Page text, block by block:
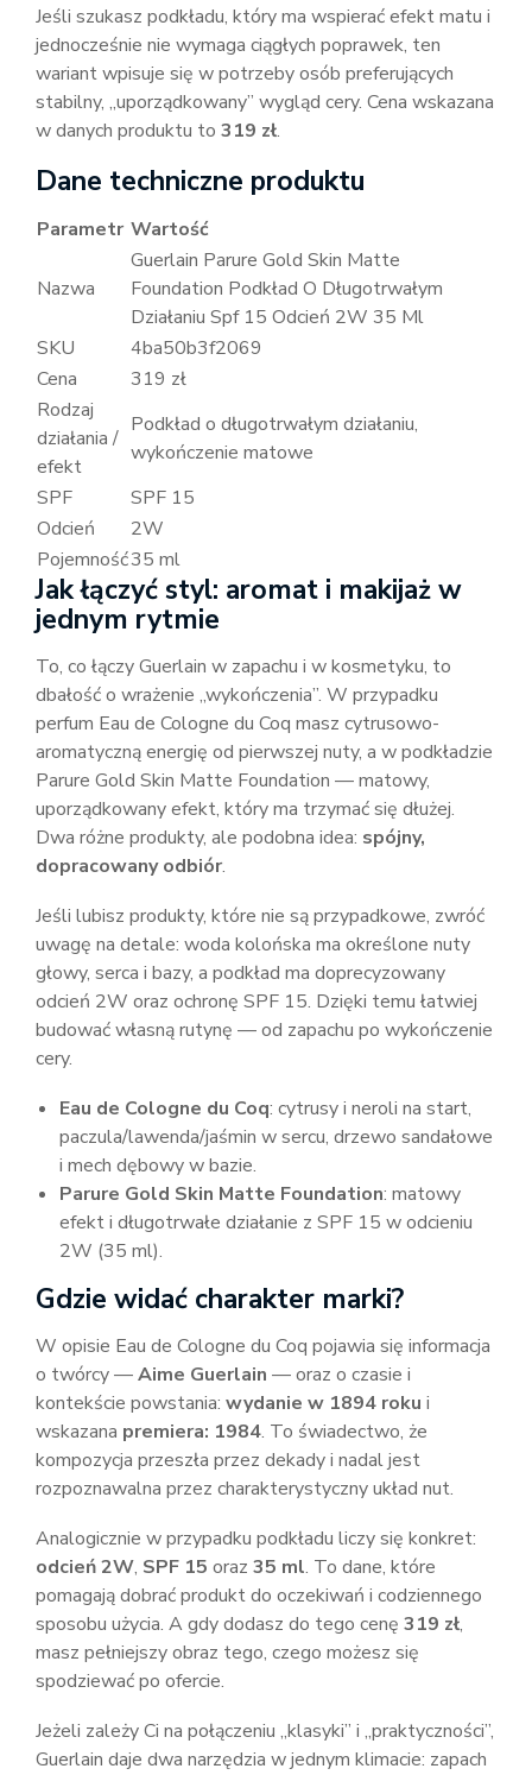
Jeśli szukasz podkładu, który ma wspierać efekt matu i
jednocześnie nie wymaga ciągłych poprawek, ten
wariant wpisuje się w potrzeby osób preferujących
stabilny, „uporządkowany” wygląd cery. Cena wskazana
w danych produktu to 319 zł.
Dane techniczne produktu
Parametr Wartość
Nazwa
Guerlain Parure Gold Skin Matte
Foundation Podkład O Długotrwałym
Działaniu Spf 15 Odcień 2W 35 Ml
SKU
4ba50b3f2069
Cena
319 zł
Rodzaj
działania /
efekt
Podkład o długotrwałym działaniu,
wykończenie matowe
SPF
SPF 15
Odcień
2W
Pojemność35 ml
Jak łączyć styl: aromat i makijaż w
jednym rytmie
To, co łączy Guerlain w zapachu i w kosmetyku, to
dbałość o wrażenie „wykończenia”. W przypadku
perfum Eau de Cologne du Coq masz cytrusowo-
aromatyczną energię od pierwszej nuty, a w podkładzie
Parure Gold Skin Matte Foundation — matowy,
uporządkowany efekt, który ma trzymać się dłużej.
Dwa różne produkty, ale podobna idea: spójny,
dopracowany odbiór.
Jeśli lubisz produkty, które nie są przypadkowe, zwróć
uwagę na detale: woda kolońska ma określone nuty
głowy, serca i bazy, a podkład ma doprecyzowany
odcień 2W oraz ochronę SPF 15. Dzięki temu łatwiej
budować własną rutynę — od zapachu po wykończenie
cery.
Eau de Cologne du Coq: cytrusy i neroli na start,
paczula/lawenda/jaśmin w sercu, drzewo sandałowe
i mech dębowy w bazie.
Parure Gold Skin Matte Foundation: matowy
efekt i długotrwałe działanie z SPF 15 w odcieniu
2W (35 ml).
Gdzie widać charakter marki?
W opisie Eau de Cologne du Coq pojawia się informacja
o twórcy —Aime Guerlain — oraz o czasie i
kontekście powstania: wydanie w 1894 roku i
wskazana premiera: 1984. To świadectwo, że
kompozycja przeszła przez dekady i nadal jest
rozpoznawalna przez charakterystyczny układ nut.
Analogicznie w przypadku podkładu liczy się konkret:
odcień 2W, SPF 15 oraz 35 ml. To dane, które
pomagają dobrać produkt do oczekiwań i codziennego
sposobu użycia. A gdy dodasz do tego cenę 319 zł,
masz pełniejszy obraz tego, czego możesz się
spodziewać po ofercie.
Jeżeli zależy Ci na połączeniu „klasyki” i „praktyczności”,
Guerlain daje dwa narzędzia w jednym klimacie: zapach